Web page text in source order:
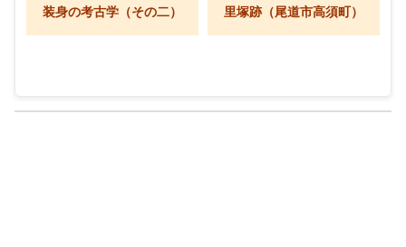
里塚跡（尾道市高須町）
装身の考古学（その二）